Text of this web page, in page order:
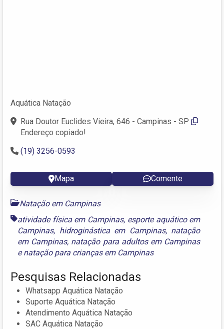
Aquática Natação
Rua Doutor Euclides Vieira, 646 - Campinas - SP
Endereço copiado!
(19) 3256-0593
Mapa Comente
Natação em Campinas
atividade física em Campinas, esporte aquático em
Campinas, hidroginástica em Campinas, natação
em Campinas, natação para adultos em Campinas
enatação para crianças em Campinas
Pesquisas Relacionadas
Whatsapp Aquática Natação
Suporte Aquática Natação
Atendimento Aquática Natação
SAC Aquática Natação